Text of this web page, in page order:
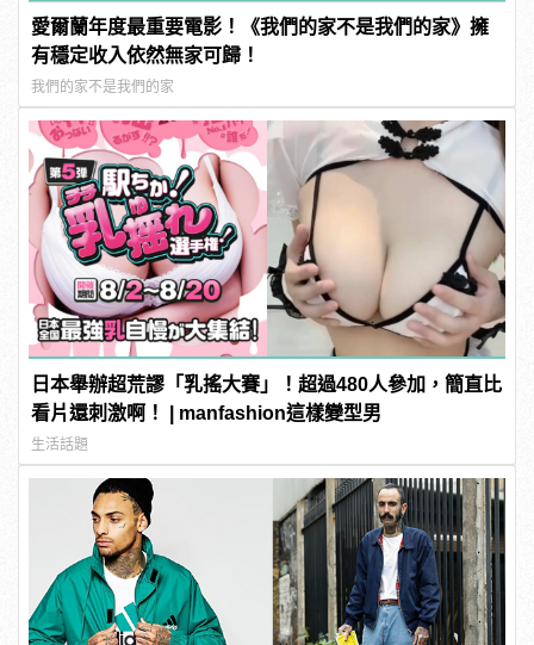
愛爾蘭年度最重要電影！《我們的家不是我們的家》擁
有穩定收入依然無家可歸！
我們的家不是我們的家
日本舉辦超荒謬「乳搖大賽」！超過480人參加，簡直比
看片還刺激啊！ | manfashion這樣變型男
生活話題